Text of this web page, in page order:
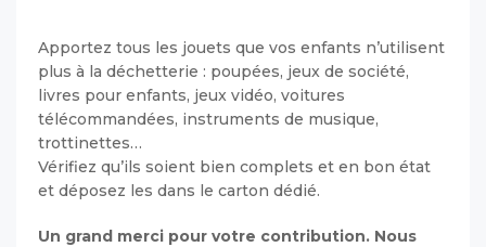
Apportez tous les jouets que vos enfants n’utilisent
plus à la déchetterie : poupées, jeux de société,
livres pour enfants, jeux vidéo, voitures
télécommandées, instruments de musique,
trottinettes…
Vérifiez qu’ils soient bien complets et en bon état
et déposez les dans le carton dédié.
Un grand merci pour votre contribution. Nous